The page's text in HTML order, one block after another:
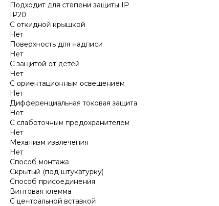
Подходит для степени защиты IP
IP20
С откидной крышкой
Нет
Поверхность для надписи
Нет
С защитой от детей
Нет
С ориентационным освещением
Нет
Дифференциальная токовая защита
Нет
С слаботочным предохранителем
Нет
Механизм извлечения
Нет
Способ монтажа
Скрытый (под штукатурку)
Способ присоединения
Винтовая клемма
С центральной вставкой